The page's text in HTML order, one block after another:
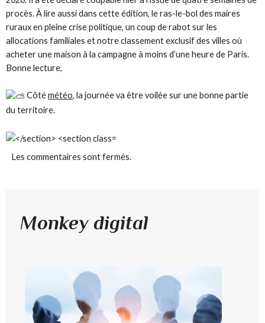
procès. À lire aussi dans cette édition, le ras-le-bol des maires
ruraux en pleine crise politique, un coup de rabot sur les
allocations familiales et notre classement exclusif des villes où
acheter une maison à la campagne à moins d’une heure de Paris.
Bonne lecture,
Côtémétéo, la journée va être voilée sur une bonne partie
du territoire.
Les commentaires sont fermés.
Monkey digital